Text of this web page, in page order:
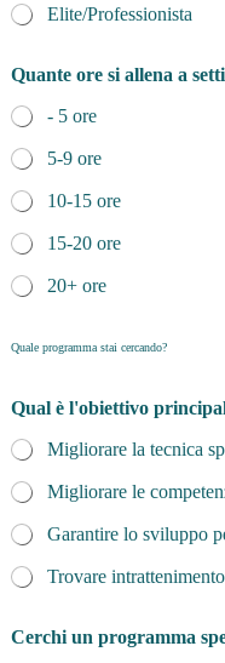
Elite/Professionista
Quante ore si allena a
- 5 ore
5-9 ore
10-15 ore
15-20 ore
20+ ore
Quale programma stai cercando?
Qual è l'obiettivo
Migliorare la tecnica
Migliorare le
Garantire lo sviluppo
Trovare
Cerchi un programma